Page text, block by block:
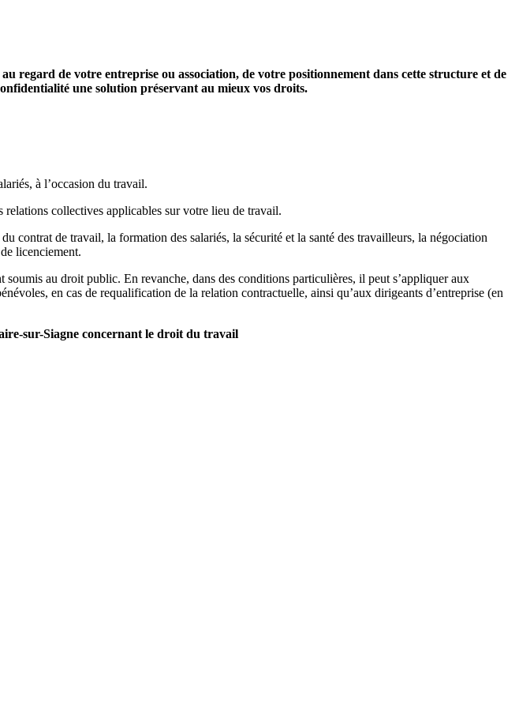
regard de votre entreprise ou association, de votre positionnement dans cette structure et de
une solution préservant au mieux vos droits.
à l’occasion du travail.
collectives applicables sur votre lieu de travail.
contrat de travail, la formation des salariés, la sécurité et la santé des travailleurs, la négociation
licenciement.
au droit public. En revanche, dans des conditions particulières, il peut s’appliquer aux
en cas de requalification de la relation contractuelle, ainsi qu’aux dirigeants d’entreprise (en
sur-Siagne concernant le droit du travail